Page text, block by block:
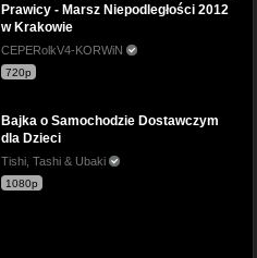
Prawicy - Marsz Niepodległości 2012
w Krakowie
CEPERolkV4-KORWiN
720p
Bajka o Samochodzie Dostawczym
dla Dzieci
Tishi, Tashi & Ubaki
1080p